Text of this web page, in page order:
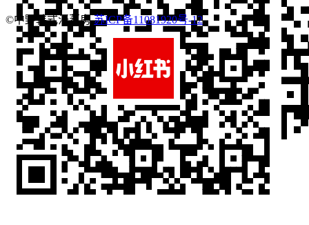
©中野韩式汗蒸房苏ICP备11081920号-12